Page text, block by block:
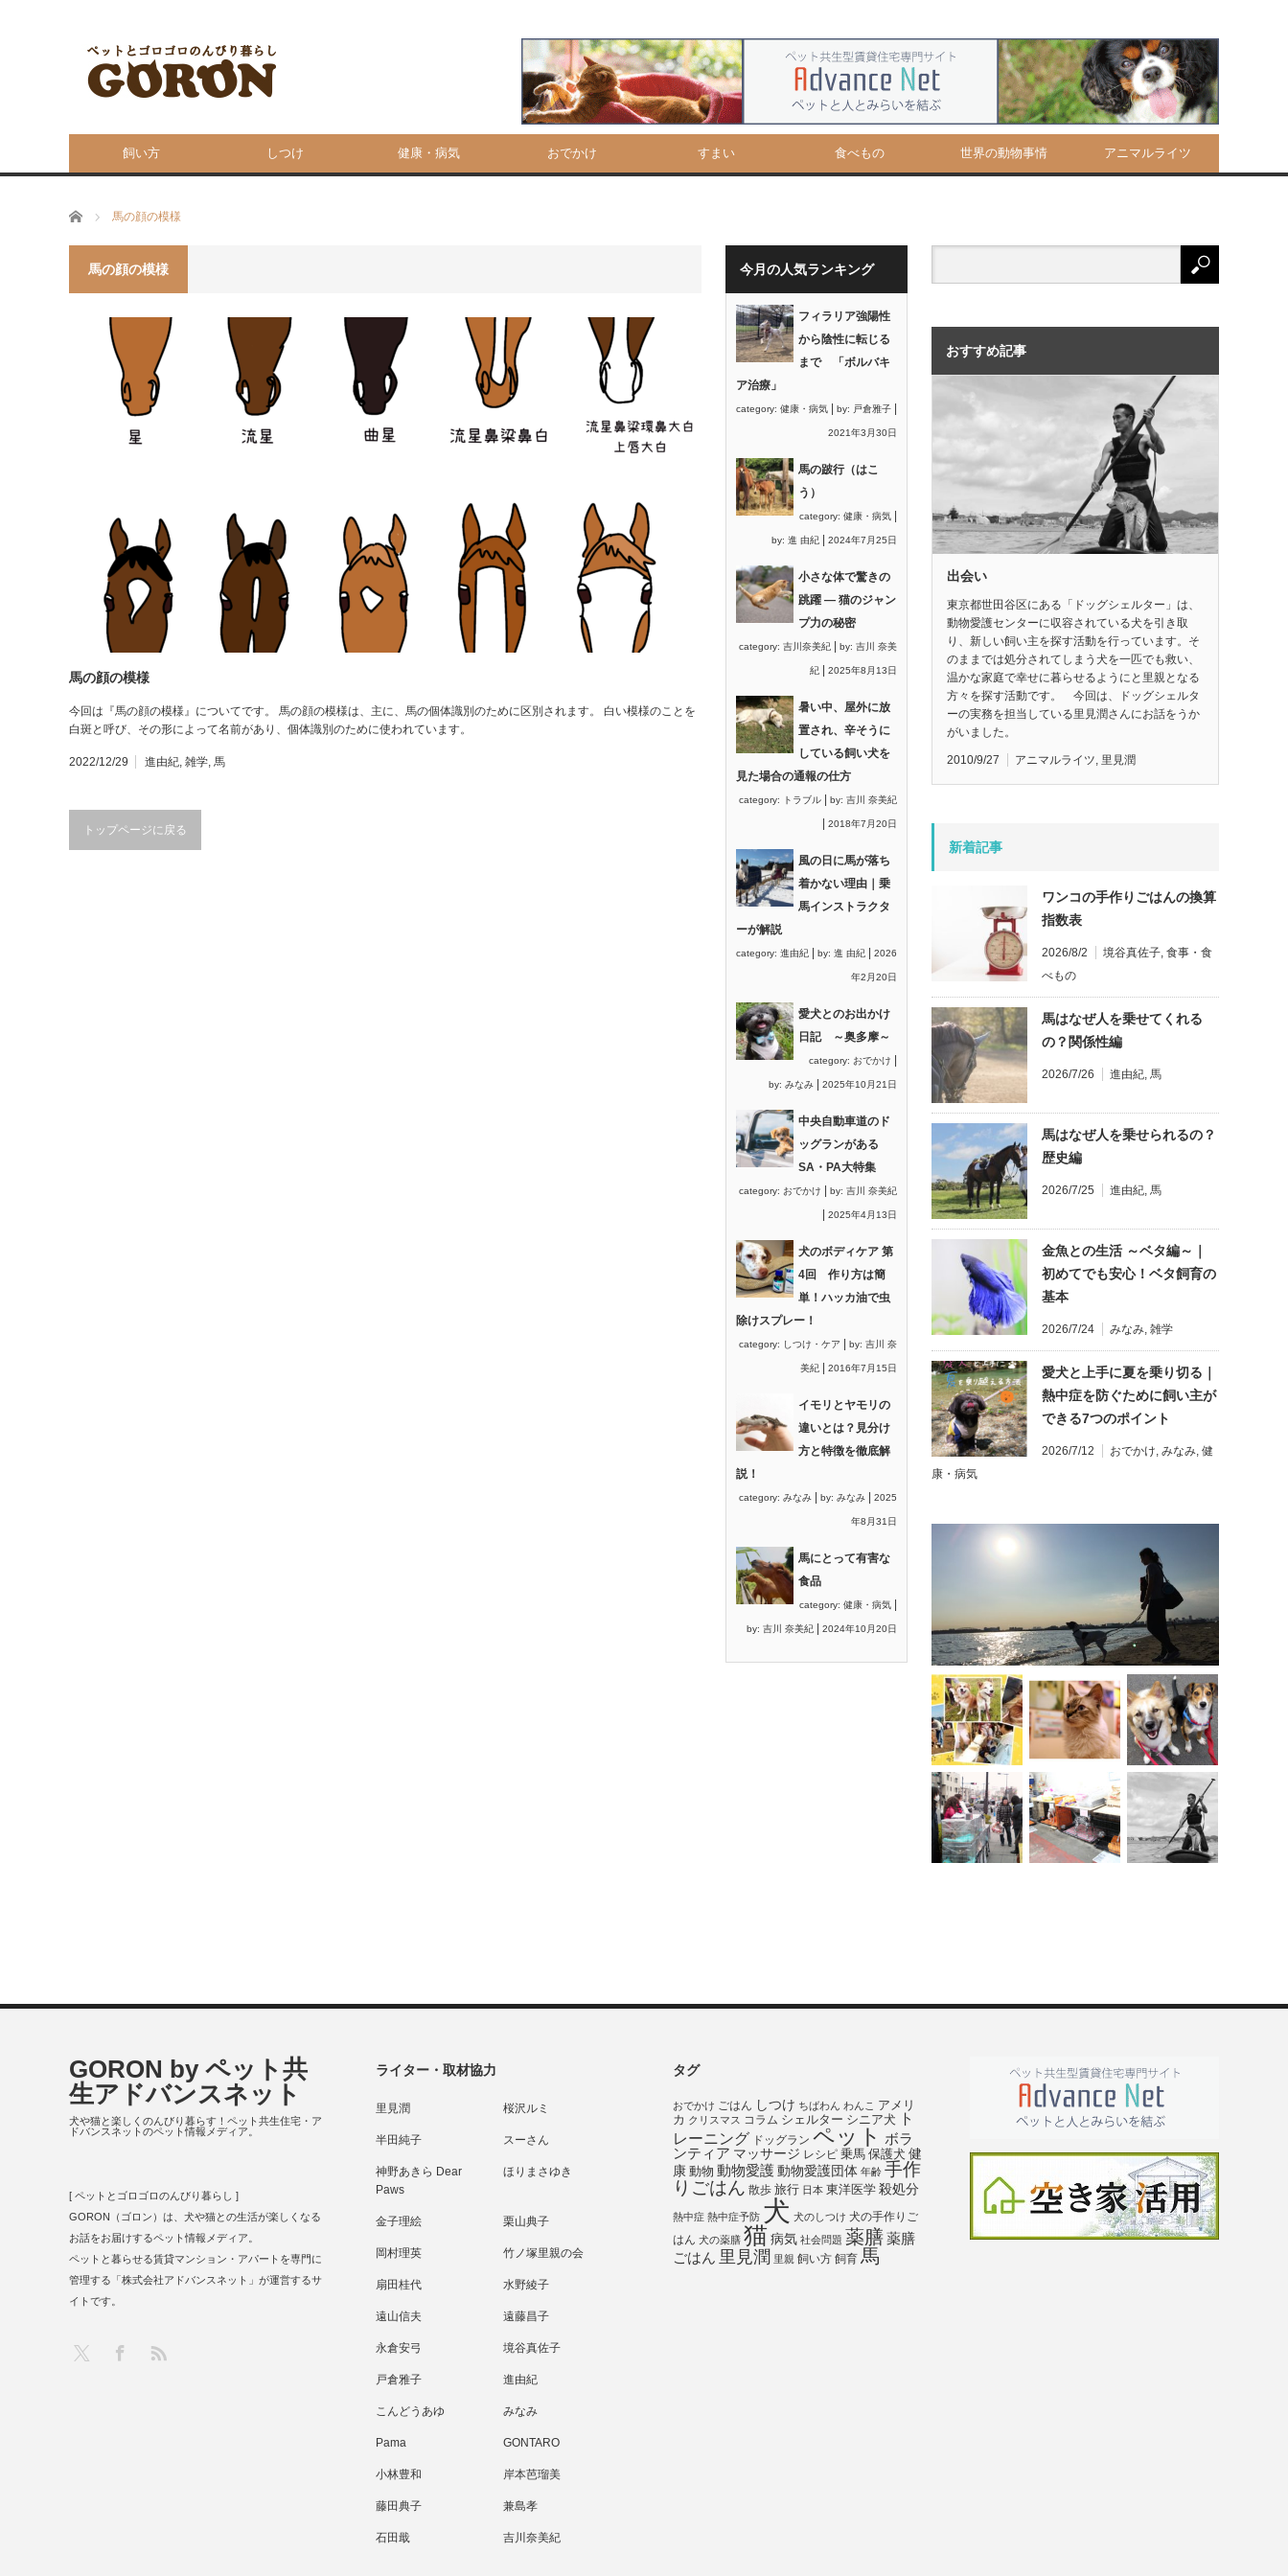
飼い方 しつけ 健康・病気 おでかけ すまい 食べもの 世界の動物事情 アニマルライツ
ホーム 馬の顔の模様
馬の顔の模様
馬の顔の模様
今回は『馬の顔の模様』についてです。 馬の顔の模様は、主に、馬の個体識別のために区別されます。 白い模様のことを
白斑と呼び、その形によって名前があり、個体識別のために使われています。
2022/12/29 進由紀, 雑学, 馬
トップページに戻る
今月の人気ランキング
フィラリア強陽性
から陰性に転じる
まで 「ボルバキ
ア治療」
category: 健康・病気 by: 戸倉雅子
2021年3月30日
馬の跛行（はこ
う）
category: 健康・病気
by: 進 由紀 2024年7月25日
小さな体で驚きの
跳躍 ― 猫のジャン
プ力の秘密
category: 吉川奈美紀 by: 吉川 奈美
紀 2025年8月13日
暑い中、屋外に放
置され、辛そうに
している飼い犬を
見た場合の通報の仕方
category: トラブル by: 吉川 奈美紀
2018年7月20日
風の日に馬が落ち
着かない理由｜乗
馬インストラクタ
ーが解説
category: 進由紀 by: 進 由紀 2026
年2月20日
愛犬とのお出かけ
日記 ～奥多摩～
category: おでかけ
by: みなみ 2025年10月21日
中央自動車道のド
ッグランがある
SA・PA大特集
category: おでかけ by: 吉川 奈美紀
2025年4月13日
犬のボディケア 第
4回 作り方は簡
単！ハッカ油で虫
除けスプレー！
category: しつけ・ケア by: 吉川 奈
美紀 2016年7月15日
イモリとヤモリの
違いとは？見分け
方と特徴を徹底解
説！
category: みなみ by: みなみ 2025
年8月31日
馬にとって有害な
食品
category: 健康・病気
by: 吉川 奈美紀 2024年10月20日
おすすめ記事
出会い
東京都世田谷区にある「ドッグシェルター」は、
動物愛護センターに収容されている犬を引き取
り、新しい飼い主を探す活動を行っています。そ
のままでは処分されてしまう犬を一匹でも救い、
温かな家庭で幸せに暮らせるようにと里親となる
方々を探す活動です。 今回は、ドッグシェルタ
ーの実務を担当している里見潤さんにお話をうか
がいました。
2010/9/27 アニマルライツ, 里見潤
新着記事
ワンコの手作りごはんの換算
指数表
2026/8/2 境谷真佐子, 食事・食
べもの
馬はなぜ人を乗せてくれる
の？関係性編
2026/7/26 進由紀, 馬
馬はなぜ人を乗せられるの？
歴史編
2026/7/25 進由紀, 馬
金魚との生活 ～ベタ編～｜
初めてでも安心！ベタ飼育の
基本
2026/7/24 みなみ, 雑学
愛犬と上手に夏を乗り切る｜
熱中症を防ぐために飼い主が
できる7つのポイント
2026/7/12 おでかけ, みなみ, 健
康・病気
ライター・取材協力
里見潤 桜沢ルミ
半田純子 スーさん
神野あきら Dear
Paws
ほりまさゆき
金子理絵 栗山典子
岡村理英 竹ノ塚里親の会
扇田桂代 水野綾子
遠山信夫 遠藤昌子
永倉安弓 境谷真佐子
戸倉雅子 進由紀
こんどうあゆ みなみ
Pama GONTARO
小林豊和 岸本芭瑠美
藤田典子 兼島孝
石田戢 吉川奈美紀
タグ
おでかけ ごはん しつけ ちばわん わんこ アメリ
カ クリスマス コラム シェルター シニア犬
ト
レーニング ドッグラン ペット
ボラ
ンティア マッサージ レシピ 乗馬 保護犬 健
康 動物 動物愛護動物愛護団体 年齢 手作
りごはん 散歩 旅行 日本 東洋医学 殺処分
熱中症 熱中症予防 犬 犬のしつけ 犬の手作りご
はん 犬の薬膳 猫 病気 社会問題 薬膳薬膳
ごはん 里見潤 里親 飼い方 飼育 馬
GORON by ペット共
生アドバンスネット
犬や猫と楽しくのんびり暮らす！ペット共生住宅・ア
ドバンスネットのペット情報メディア。
[ ペットとゴロゴロのんびり暮らし ]
GORON（ゴロン）は、犬や猫との生活が楽しくなる
お話をお届けするペット情報メディア。
ペットと暮らせる賃貸マンション・アパートを専門に
管理する「株式会社アドバンスネット」が運営するサ
イトです。
Facebook
RSS